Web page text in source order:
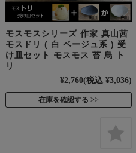
モスモスシリーズ 作家 真山茜
モスドリ ( 白 ベージュ系 ) 受
け皿セット モスモス 苔 鳥 ト
リ
¥2,760(税込 ¥3,036)
在庫を確認する